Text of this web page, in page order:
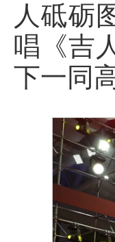
人砥砺
唱《吉
下一同